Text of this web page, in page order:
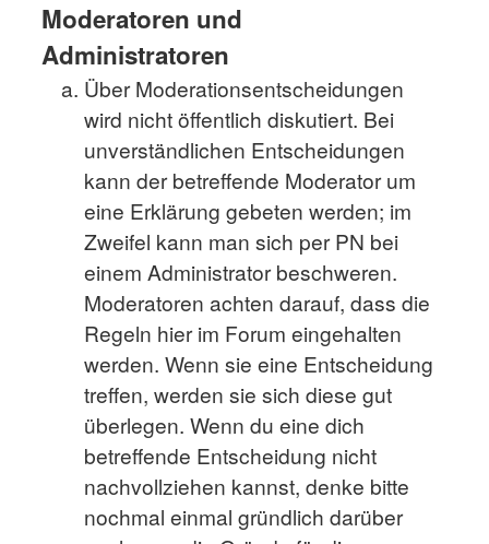
Moderatoren und
Administratoren
Über Moderationsentscheidungen
wird nicht öffentlich diskutiert. Bei
unverständlichen Entscheidungen
kann der betreffende Moderator um
eine Erklärung gebeten werden; im
Zweifel kann man sich per PN bei
einem Administrator beschweren.
Moderatoren achten darauf, dass die
Regeln hier im Forum eingehalten
werden. Wenn sie eine Entscheidung
treffen, werden sie sich diese gut
überlegen. Wenn du eine dich
betreffende Entscheidung nicht
nachvollziehen kannst, denke bitte
nochmal einmal gründlich darüber